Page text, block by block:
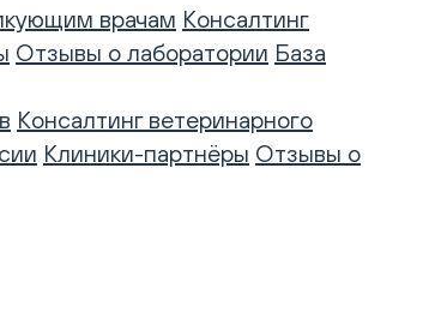
врачам Консалтинг
Отзывы о лаборатории База
Консалтинг ветеринарного
Клиники-партнёры Отзывы о